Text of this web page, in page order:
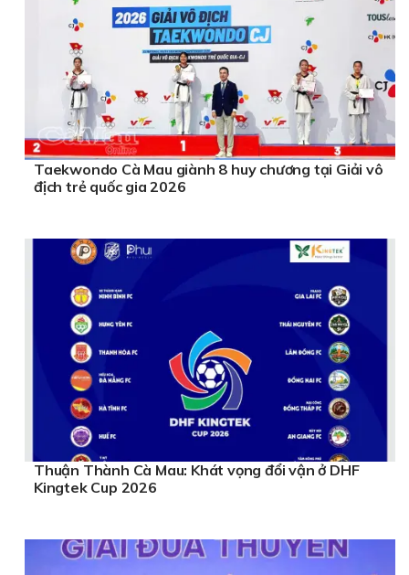
Taekwondo Cà Mau giành 8 huy chương tại Giải vô
địch trẻ quốc gia 2026
Thuận Thành Cà Mau: Khát vọng đổi vận ở DHF
Kingtek Cup 2026